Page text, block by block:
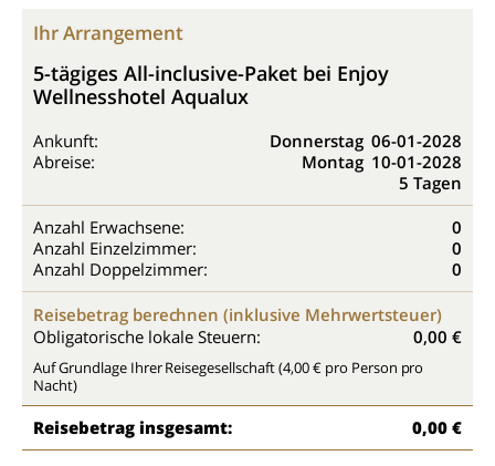
Ihr Arrangement
5-tägiges All-inclusive-Paket bei Enjoy
Wellnesshotel Aqualux
Ankunft: Donnerstag 06-01-2028
Abreise:
Montag 10-01-2028
5 Tagen
Anzahl Erwachsene:
0
Anzahl Einzelzimmer:
0
Anzahl Doppelzimmer:
0
Reisebetrag berechnen (inklusive Mehrwertsteuer)
Obligatorische lokale Steuern:
0,00 €
Auf Grundlage Ihrer Reisegesellschaft (4,00 € pro Person pro
Nacht)
Reisebetrag insgesamt: 0,00 €